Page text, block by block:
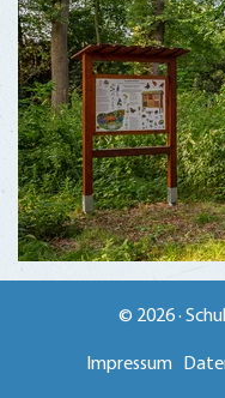
© 2026 ·
Impressum